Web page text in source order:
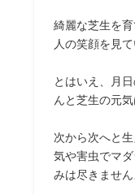
綺麗な芝生を
人の笑顔を見
とはいえ、月
んと芝生の元
次から次へと
気や害虫でマ
みは尽きません